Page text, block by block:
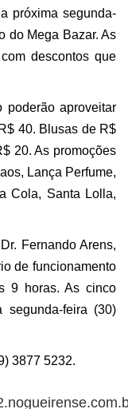
próxima segunda-
do Mega Bazar. As
descontos que
poderão aproveitar
40. Blusas de R$
20. As promoções
Lança Perfume,
Cola, Santa Lolla,
Fernando Arens,
de funcionamento
9 horas. As cinco
segunda-feira (30)
3877 5232.